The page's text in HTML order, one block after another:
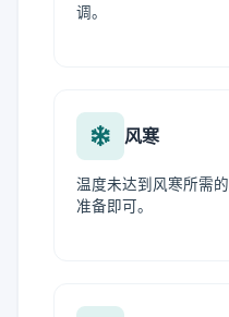
调。
风寒
温度未达到风寒所需
准备即可。